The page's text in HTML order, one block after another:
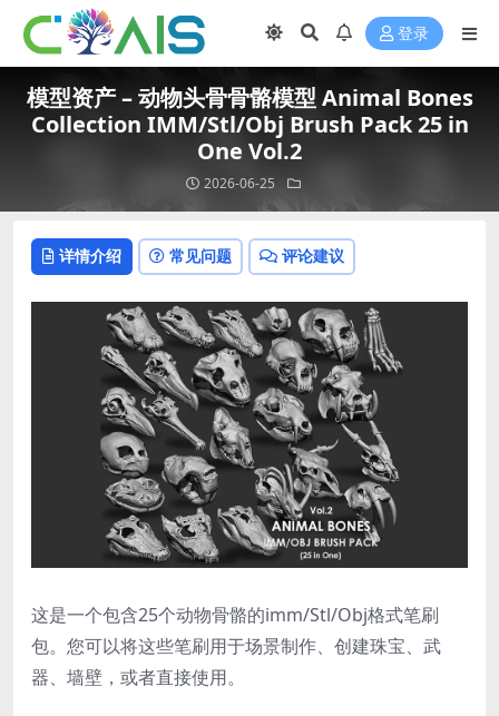
登录
模型资产 – 动物头骨骨骼模型 Animal Bones
Collection IMM/Stl/Obj Brush Pack 25 in
One Vol.2
2026-06-25
详情介绍 常见问题 评论建议
这是一个包含25个动物骨骼的imm/Stl/Obj格式笔刷
包。您可以将这些笔刷用于场景制作、创建珠宝、武
器、墙壁，或者直接使用。